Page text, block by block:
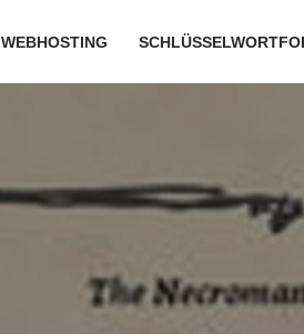
WEBHOSTING